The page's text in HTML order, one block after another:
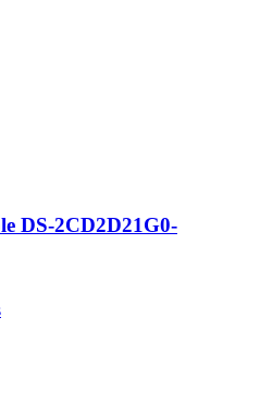
DS-2CD2D21G0-